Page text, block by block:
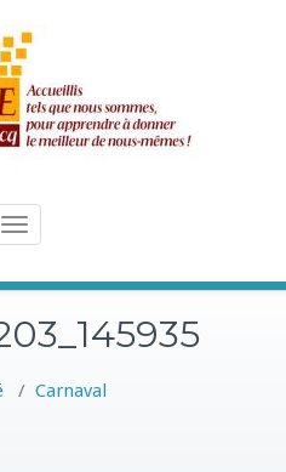
Toggle
/ Carnaval